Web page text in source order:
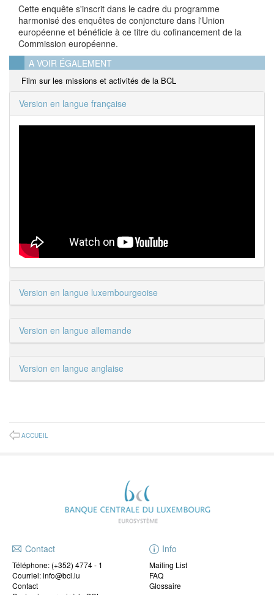
Cette enquête s'inscrit dans le cadre du programme
harmonisé des enquêtes de conjoncture dans l'Union
européenne et bénéficie à ce titre du cofinancement de la
Commission européenne.
A VOIR ÉGALEMENT
Film sur les missions et activités de la BCL
Version en langue française
Version en langue luxembourgeoise
Version en langue allemande
Version en langue anglaise
ACCUEIL
Contact
Téléphone: (+352) 4774 - 1
Courriel: info@bcl.lu
Contact
Info
Mailing List
FAQ
Glossaire